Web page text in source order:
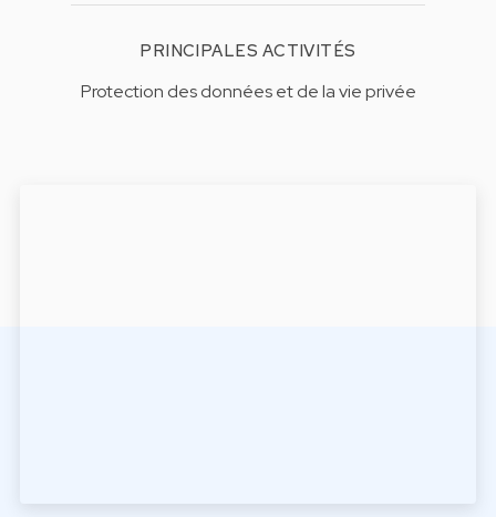
PRINCIPALES ACTIVITÉS
Protection des données et de la vie privée